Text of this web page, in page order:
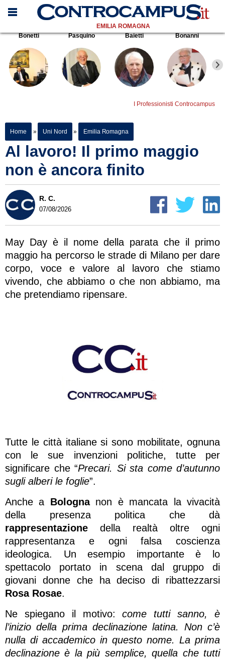
EMILIA ROMAGNA
Bonetti
Pasquino Baietti Bonanni
I Professionisti Controcampus
Home » Uni Nord » Emilia Romagna
Al lavoro! Il primo maggio
non è ancora finito
R. C.
07/08/2026
May Day è il nome della parata che il primo
maggio ha percorso le strade di Milano per dare
corpo, voce e valore al lavoro che stiamo
vivendo, che abbiamo o che non abbiamo, ma
che pretendiamo ripensare.
Tutte le città italiane si sono mobilitate, ognuna
con le sue invenzioni politiche, tutte per
significare che “Precari. Si sta come d’autunno
sugli alberi le foglie”.
Anche a Bolognanon è mancata la vivacità
della presenza politica che dà
rappresentazione della realtà oltre ogni
rappresentanza e ogni falsa coscienza
ideologica. Un esempio importante è lo
spettacolo portato in scena dal gruppo di
giovani donne che ha deciso di ribattezzarsi
Rosa Rosae.
Ne spiegano il motivo:come tutti sanno, è
l’inizio della prima declinazione latina. Non c’è
nulla di accademico in questo nome. La prima
declinazione è la più semplice, quella che tutti